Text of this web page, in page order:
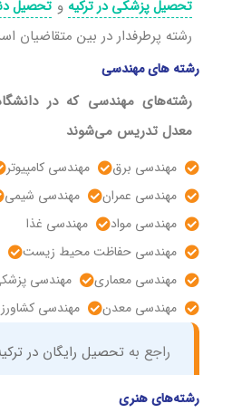
تحصیل پزشکی در ترکیه و تحصیل
رشته پرطرفدار در بین متقاضیان
رشته های مهندسی
رشته‌های مهندسی که در
معدل تدریس می‌شوند
مهندسی برق مهندسی کامپیوتر
مهندسی عمران
مهندسی شیمی
مهندسی مواد
مهندسی غذا
مهندسی حفاظت محیط زیست
مهندسی معماری
مهندسی
مهندسی معدن
مهندسی
راجع بهتحصیل رایگان در
رشته‌های هنری